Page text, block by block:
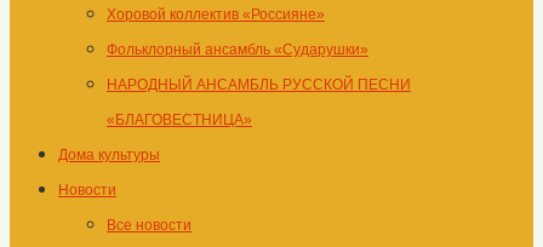
Хоровой коллектив «Россияне»
Фольклорный ансамбль «Сударушки»
НАРОДНЫЙ АНСАМБЛЬ РУССКОЙ ПЕСНИ
«БЛАГОВЕСТНИЦА»
Дома культуры
Новости
Все новости